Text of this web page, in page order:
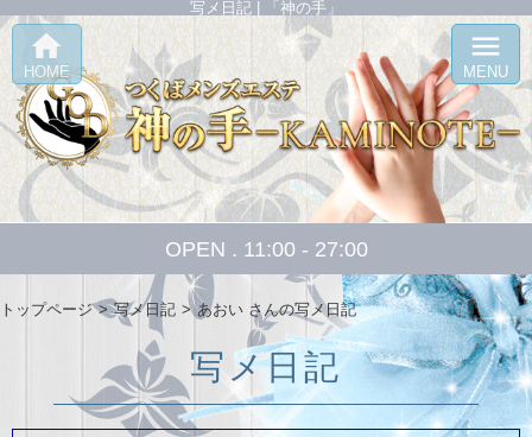
写メ日記 | 「神の手」
OPEN . 11:00 - 27:00
home
HOME
menu
MENU
トップページ 写メ日記 あおい さんの写メ日記
写メ日記